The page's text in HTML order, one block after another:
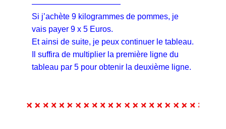
———————————
Si j’achète 9 kilogrammes de pommes, je
vais payer 9 x 5 Euros.
Et ainsi de suite, je peux continuer le tableau.
Il suffira de multiplier la première ligne du
tableau par 5 pour obtenir la deuxième ligne.